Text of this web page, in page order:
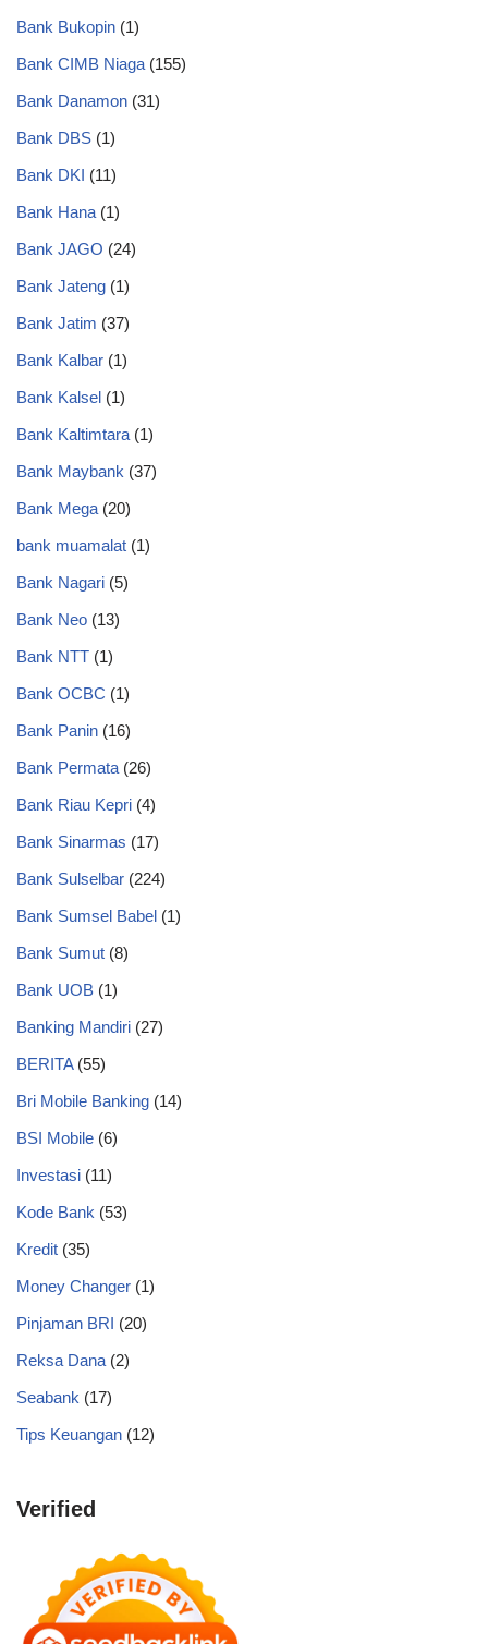
Bank Bukopin (1)
Bank CIMB Niaga (155)
Bank Danamon (31)
Bank DBS (1)
Bank DKI (11)
Bank Hana (1)
Bank JAGO (24)
Bank Jateng (1)
Bank Jatim (37)
Bank Kalbar (1)
Bank Kalsel (1)
Bank Kaltimtara (1)
Bank Maybank (37)
Bank Mega (20)
bank muamalat (1)
Bank Nagari (5)
Bank Neo (13)
Bank NTT (1)
Bank OCBC (1)
Bank Panin (16)
Bank Permata (26)
Bank Riau Kepri (4)
Bank Sinarmas (17)
Bank Sulselbar (224)
Bank Sumsel Babel (1)
Bank Sumut (8)
Bank UOB (1)
Banking Mandiri (27)
BERITA(55)
Bri Mobile Banking (14)
BSI Mobile (6)
Investasi (11)
Kode Bank (53)
Kredit (35)
Money Changer (1)
Pinjaman BRI (20)
Reksa Dana (2)
Seabank (17)
Tips Keuangan (12)
Verified